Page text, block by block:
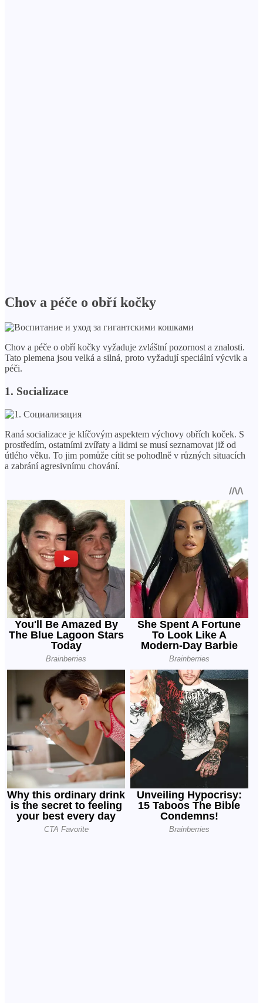
Chov a péče o obří kočky
Chov a péče o obří kočky vyžaduje zvláštní pozornost a znalosti.
Tato plemena jsou velká a silná, proto vyžadují speciální výcvik a
péči.
1. Socializace
Raná socializace je klíčovým aspektem výchovy obřích koček. S
prostředím, ostatními zvířaty a lidmi se musí seznamovat již od
útlého věku. To jim pomůže cítit se pohodlně v různých situacích
a zabrání agresivnímu chování.